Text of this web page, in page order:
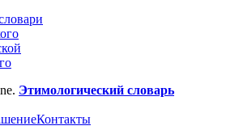
Этимологический словарь
Контакты